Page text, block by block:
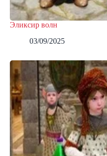
Эликсир волн
03/09/2025